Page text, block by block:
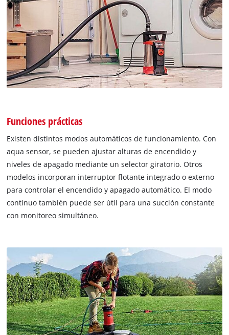
Funciones prácticas
Existen distintos modos automáticos de funcionamiento. Con
aqua sensor, se pueden ajustar alturas de encendido y
niveles de apagado mediante un selector giratorio. Otros
modelos incorporan interruptor flotante integrado o externo
para controlar el encendido y apagado automático. El modo
continuo también puede ser útil para una succión constante
con monitoreo simultáneo.